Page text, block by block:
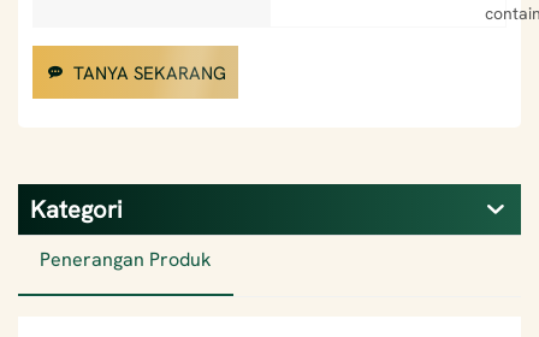
TANYA SEKARANG
Kategori
Penerangan Produk